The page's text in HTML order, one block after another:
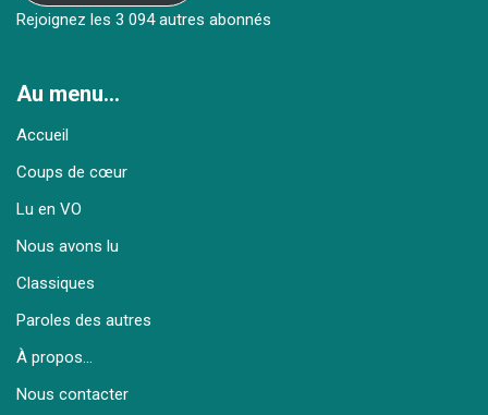
Rejoignez les 3 094 autres abonnés
Au menu…
Accueil
Coups de cœur
Lu en VO
Nous avons lu
Classiques
Paroles des autres
À propos…
Nous contacter